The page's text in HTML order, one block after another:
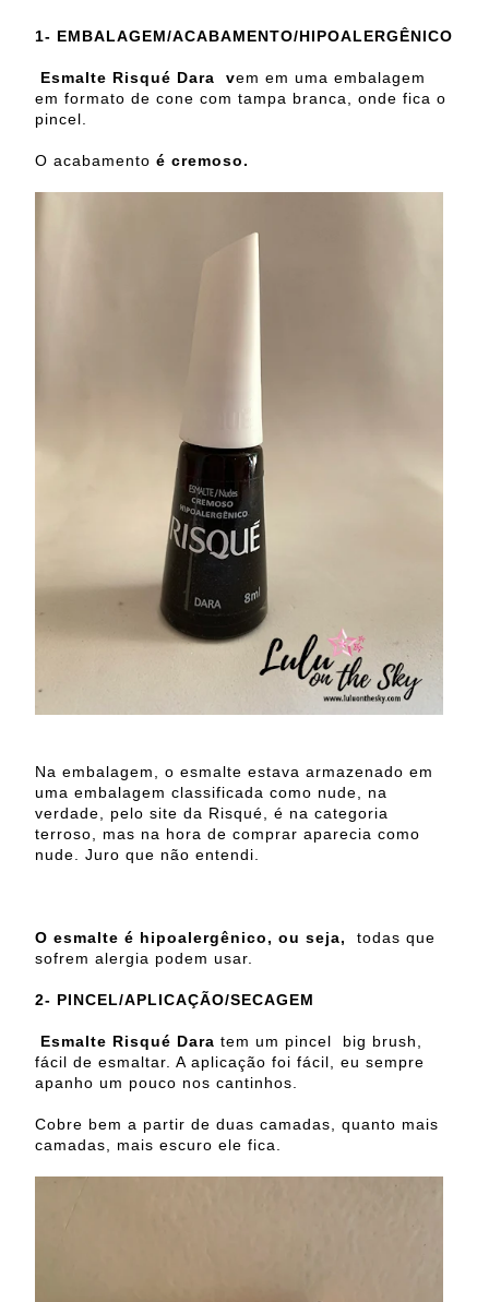
1- EMBALAGEM/ACABAMENTO/HIPOALERGÊNICO
Esmalte Risqué Dara vem em uma embalagem
em formato de cone com tampa branca, onde fica o
pincel.
O acabamento é cremoso.
Na embalagem, o esmalte estava armazenado em
uma embalagem classificada como nude, na
verdade, pelo site da Risqué, é na categoria
terroso, mas na hora de comprar aparecia como
nude. Juro que não entendi.
O esmalte é hipoalergênico, ou seja,
todas que
sofrem alergia podem usar.
2- PINCEL/APLICAÇÃO/SECAGEM
Esmalte Risqué Dara tem um pincel big brush,
fácil de esmaltar. A aplicação foi fácil, eu sempre
apanho um pouco nos cantinhos.
Cobre bem a partir de duas camadas, quanto mais
camadas, mais escuro ele fica.